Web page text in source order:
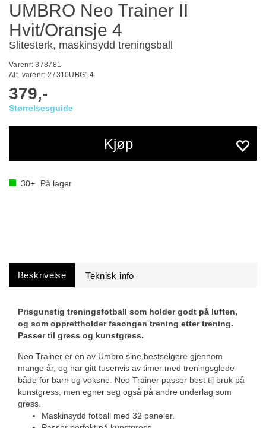
UMBRO Neo Trainer II
Hvit/Oransje 4
Slitesterk, maskinsydd treningsball
Varenr:378781
Alt. varenr: 27310UBG14
379,-
Størrelsesguide
Kjøp
30+ På lager
Beskrivelse
Prisgunstig treningsfotball som holder godt på luften,
og som opprettholder fasongen trening etter trening.
Passer til gress og kunstgress.
Neo Trainer er en av Umbro sine bestselgere gjennom
mange år, og har gitt tusenvis av timer med treningsglede
både for barn og voksne. Neo Trainer passer best til bruk på
kunstgress, men egner seg også på andre underlag som
gress.
Maskinsydd fotball med 32 paneler.